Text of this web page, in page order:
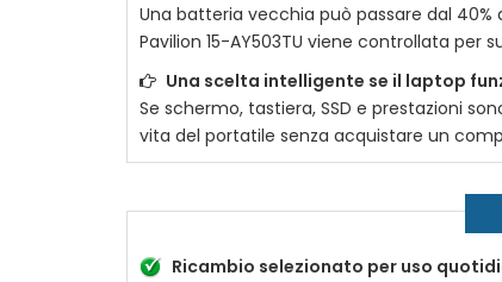
Una batteria vecchia può passare dal
Pavilion 15-AY503TU viene controllata per
Una scelta intelligente se il laptop
Se schermo, tastiera, SSD e prestazioni
vita del portatile senza acquistare un
Ricambio selezionato per uso